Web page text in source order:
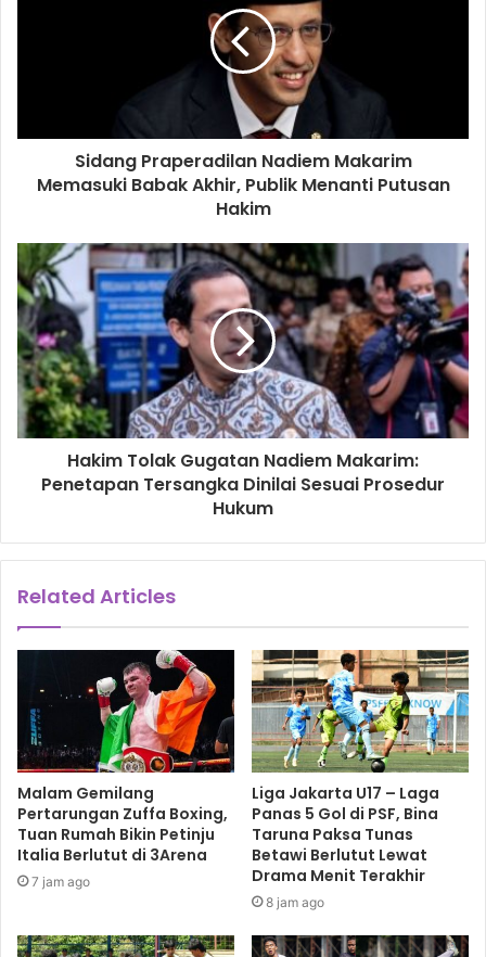
Sidang Praperadilan Nadiem Makarim
Memasuki Babak Akhir, Publik Menanti Putusan
Hakim
Hakim Tolak Gugatan Nadiem Makarim:
Penetapan Tersangka Dinilai Sesuai Prosedur
Hukum
Related Articles
Malam Gemilang
Pertarungan Zuffa Boxing,
Tuan Rumah Bikin Petinju
Italia Berlutut di 3Arena
7 jam ago
Liga Jakarta U17 – Laga
Panas 5 Gol di PSF, Bina
Taruna Paksa Tunas
Betawi Berlutut Lewat
Drama Menit Terakhir
8 jam ago